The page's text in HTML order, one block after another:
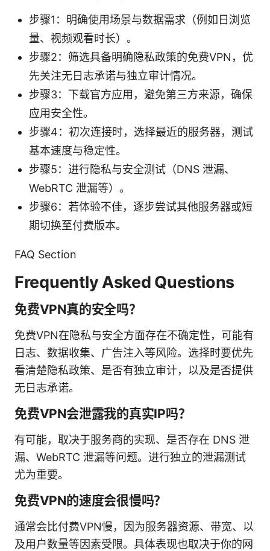
步骤1：明确使用场景与数据需求（例如日浏览
量、视频观看时长）。
步骤2：筛选具备明确隐私政策的免费VPN，优
先关注无日志承诺与独立审计情况。
步骤3：下载官方应用，避免第三方来源，确保
应用安全性。
步骤4：初次连接时，选择最近的服务器，测试
基本速度与稳定性。
步骤5：进行隐私与安全测试（DNS 泄漏、
WebRTC 泄漏等）。
步骤6：若体验不佳，逐步尝试其他服务器或短
期切换至付费版本。
FAQ Section
Frequently Asked Questions
免费VPN真的安全吗？
免费VPN在隐私与安全方面存在不确定性，可能有
日志、数据收集、广告注入等风险。选择时要优先
看清楚隐私政策、是否有独立审计，以及是否提供
无日志承诺。
免费VPN会泄露我的真实IP吗？
有可能，取决于服务商的实现、是否存在 DNS 泄
漏、WebRTC 泄漏等问题。进行独立的泄漏测试
尤为重要。
免费VPN的速度会很慢吗？
通常会比付费VPN慢，因为服务器资源、带宽、以
及用户数量等因素受限。具体表现也取决于你的网